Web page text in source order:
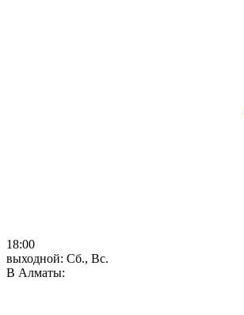
18:00
выходной: Сб., Вс.
В Алматы: